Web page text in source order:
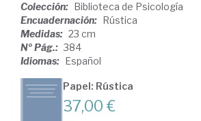
Colección: Biblioteca de Psicología
Encuadernación: Rústica
Medidas: 23 cm
Nº Pág.: 384
Idiomas: Español
Papel: Rústica
37,00 €